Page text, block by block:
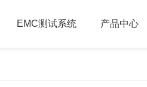
EMC测试系统 产品中心